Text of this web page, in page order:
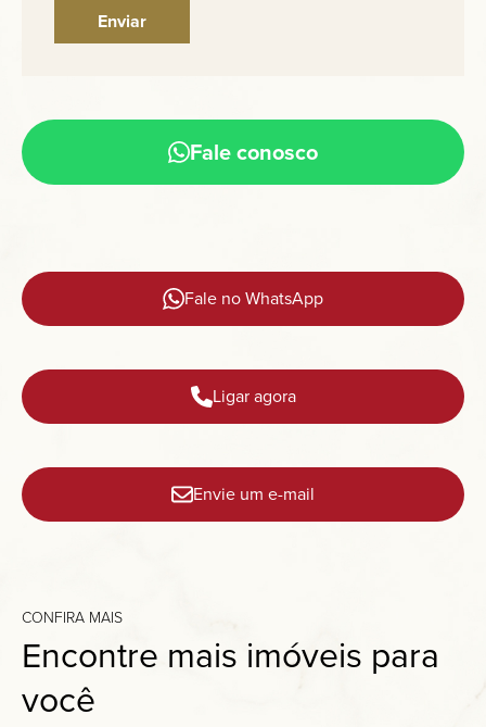
Fale conosco
Fale no WhatsApp
Ligar agora
Envie um e-mail
CONFIRA MAIS
Encontre mais imóveis para
você